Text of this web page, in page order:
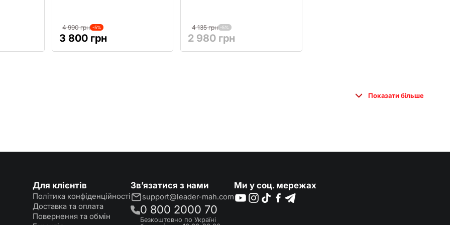
4 990 грн -5%
3 800 грн
4 135 грн -5%
2 980 грн
Показати більше
Для клієнтів
Політика конфіденційності
Доставка та оплата
Повернення та обмін
Зв’язатися з нами
support@leader-mah.com
0 800 2000 70
Безкоштовно по Україні
Ми у соц. мережах